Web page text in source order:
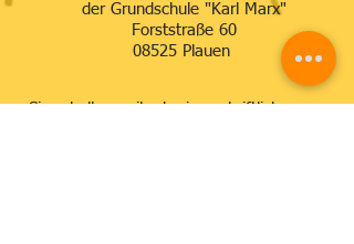
der Grundschule "Karl Marx"
Forststraße 60
08525 Plauen
Sie erhalten zeitnah eine schriftliche